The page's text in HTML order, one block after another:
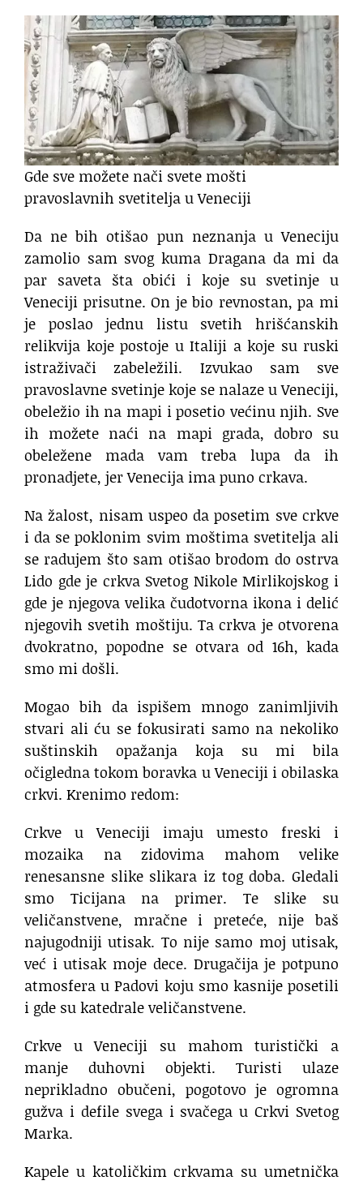
Gde sve možete nači svete mošti
pravoslavnih svetitelja u Veneciji
Da ne bih otišao pun neznanja u Veneciju
zamolio sam svog kuma Dragana da mi da
par saveta šta obići i koje su svetinje u
Veneciji prisutne. On je bio revnostan, pa mi
je poslao jednu listu svetih hrišćanskih
relikvija koje postoje u Italiji a koje su ruski
istraživači zabeležili. Izvukao sam sve
pravoslavne svetinje koje se nalaze u Veneciji,
obeležio ih na mapi i posetio većinu njih. Sve
ih možete naći na mapi grada, dobro su
obeležene mada vam treba lupa da ih
pronadjete, jer Venecija ima puno crkava.
Na žalost, nisam uspeo da posetim sve crkve
i da se poklonim svim moštima svetitelja ali
se radujem što sam otišao brodom do ostrva
Lido gde je crkva Svetog Nikole Mirlikojskog i
gde je njegova velika čudotvorna ikona i delić
njegovih svetih moštiju. Ta crkva je otvorena
dvokratno, popodne se otvara od 16h, kada
smo mi došli.
Mogao bih da ispišem mnogo zanimljivih
stvari ali ću se fokusirati samo na nekoliko
suštinskih opažanja koja su mi bila
očigledna tokom boravka u Veneciji i obilaska
crkvi. Krenimo redom:
Crkve u Veneciji imaju umesto freski i
mozaika na zidovima mahom velike
renesansne slike slikara iz tog doba. Gledali
smo Ticijana na primer. Te slike su
veličanstvene, mračne i preteće, nije baš
najugodniji utisak. To nije samo moj utisak,
već i utisak moje dece. Drugačija je potpuno
atmosfera u Padovi koju smo kasnije posetili
i gde su katedrale veličanstvene.
Crkve u Veneciji su mahom turistički a
manje duhovni objekti. Turisti ulaze
neprikladno obučeni, pogotovo je ogromna
gužva i defile svega i svačega u Crkvi Svetog
Marka.
Kapele u katoličkim crkvama su umetnička